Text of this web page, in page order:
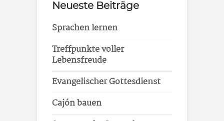
Neueste Beiträge
Sprachen lernen
Treffpunkte voller
Lebensfreude
Evangelischer Gottesdienst
Cajón bauen